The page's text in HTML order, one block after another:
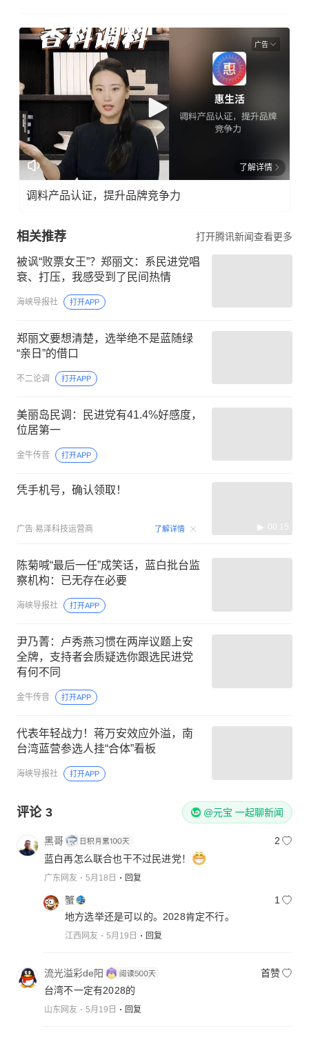
广告
了解详情
调料产品认证，提升品牌竞争力
相关推荐 打开腾讯新闻查看更多
被讽“败票女王”？郑丽文：系民进党唱
衰、打压，我感受到了民间热情
海峡导报社 打开APP
郑丽文要想清楚，选举绝不是蓝随绿
“亲日”的借口
不二论调 打开APP
美丽岛民调：民进党有41.4%好感度，
位居第一
金牛传音 打开APP
凭手机号，确认领取！
广告 易泽科技运营商 了解详情 00:15
陈菊喊“最后一任”成笑话，蓝白批台监
察机构：已无存在必要
海峡导报社 打开APP
尹乃菁：卢秀燕习惯在两岸议题上安
全牌，支持者会质疑选你跟选民进党
有何不同
金牛传音 打开APP
代表年轻战力！蒋万安效应外溢，南
台湾蓝营参选人挂“合体”看板
海峡导报社 打开APP
评论 3 @元宝 一起聊新闻
黑哥
2
蓝白再怎么联合也干不过民进党！
广东网友 5月18日 回复
蟹
1
地方选举还是可以的。2028肯定不行。
江西网友 5月19日 回复
流光溢彩de阳
首赞
台湾不一定有2028的
山东网友 5月19日 回复